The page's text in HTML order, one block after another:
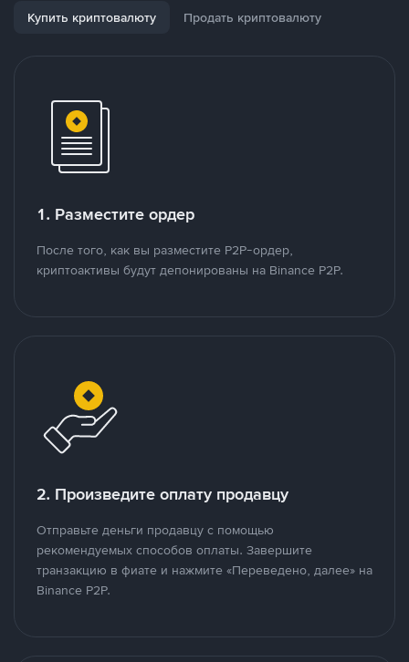
Купить криптовалюту Продать криптовалюту
1. Разместите ордер
После того, как вы разместите P2P-ордер,
криптоактивы будут депонированы на Binance P2P.
2. Произведите оплату продавцу
Отправьте деньги продавцу с помощью
рекомендуемых способов оплаты. Завершите
транзакцию в фиате и нажмите «Переведено, далее» на
Binance P2P.